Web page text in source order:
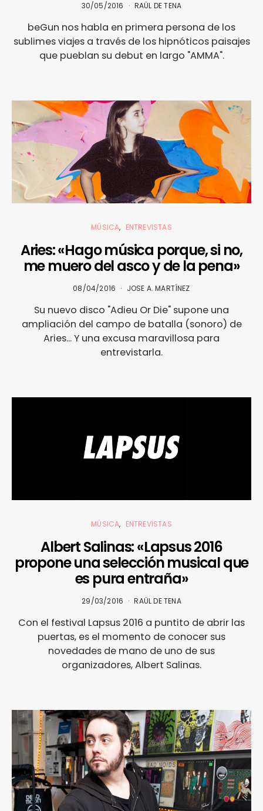
30/05/2016 RAÜL DE TENA
beGun nos habla en primera persona de los
sublimes viajes a través de los hipnóticos paisajes
que pueblan su debut en largo "AMMA".
MÚSICA ENTREVISTAS
Aries: «Hago música porque, si no,
me muero del asco y de la pena»
08/04/2016 JOSE A. MARTÍNEZ
Su nuevo disco "Adieu Or Die" supone una
ampliación del campo de batalla (sonoro) de
Aries... Y una excusa maravillosa para
entrevistarla.
MÚSICA ENTREVISTAS
Albert Salinas: «Lapsus 2016
propone una selección musical que
es pura entraña»
29/03/2016 RAÜL DE TENA
Con el festival Lapsus 2016 a puntito de abrir las
puertas, es el momento de conocer sus
novedades de mano de uno de sus
organizadores, Albert Salinas.